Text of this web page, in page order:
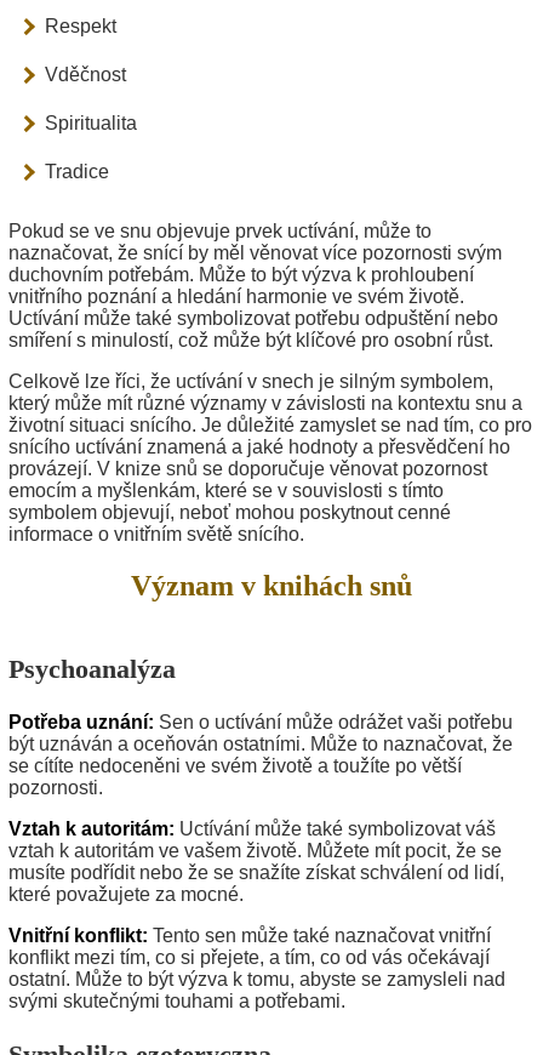
Respekt
Vděčnost
Spiritualita
Tradice
Pokud se ve snu objevuje prvek uctívání, může to
naznačovat, že snící by měl věnovat více pozornosti svým
duchovním potřebám. Může to být výzva k prohloubení
vnitřního poznání a hledání harmonie ve svém životě.
Uctívání může také symbolizovat potřebu odpuštění nebo
smíření s minulostí, což může být klíčové pro osobní růst.
Celkově lze říci, že uctívání v snech je silným symbolem,
který může mít různé významy v závislosti na kontextu snu a
životní situaci snícího. Je důležité zamyslet se nad tím, co pro
snícího uctívání znamená a jaké hodnoty a přesvědčení ho
provázejí. V knize snů se doporučuje věnovat pozornost
emocím a myšlenkám, které se v souvislosti s tímto
symbolem objevují, neboť mohou poskytnout cenné
informace o vnitřním světě snícího.
Význam v knihách snů
Psychoanalýza
Potřeba uznání: Sen o uctívání může odrážet vaši potřebu
být uznáván a oceňován ostatními. Může to naznačovat, že
se cítíte nedoceněni ve svém životě a toužíte po větší
pozornosti.
Vztah k autoritám: Uctívání může také symbolizovat váš
vztah k autoritám ve vašem životě. Můžete mít pocit, že se
musíte podřídit nebo že se snažíte získat schválení od lidí,
které považujete za mocné.
Vnitřní konflikt: Tento sen může také naznačovat vnitřní
konflikt mezi tím, co si přejete, a tím, co od vás očekávají
ostatní. Může to být výzva k tomu, abyste se zamysleli nad
svými skutečnými touhami a potřebami.